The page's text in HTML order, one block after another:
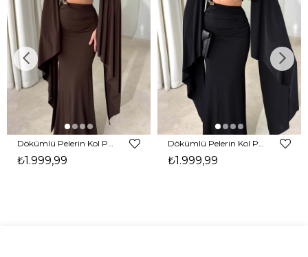
₺1.999,99 ₺1.999,99